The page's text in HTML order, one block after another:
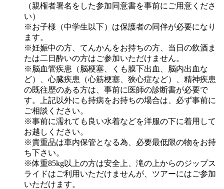
（親権者署名をした参加同意書を事前にご用意くださ
い）
※お子様（中学生以下）は保護者の同伴が必要になり
ます。
※妊娠中の方、てんかんをお持ちの方、当日の飲酒ま
たは二日酔いの方はご参加いただけません。
※脳血管疾患（脳梗塞、くも膜下出血、脳内出血な
ど）、心臓疾患（心筋梗塞、狭心症など）、精神疾患
の既往歴のある方は、事前に医師の診断書が必要で
す。上記以外にも持病をお持ちの場合は、必ず事前に
ご相談ください。
※事前に濡れても良い水着などを洋服の下に着用して
お越しください。
※貴重品は車内保管となる為、必要最低限の物をお持
ち下さい。
※体重85kg以上の方は安全上、滝の上からのジップス
ライドはご利用いただけませんが、ツアーにはご参加
いただけます。